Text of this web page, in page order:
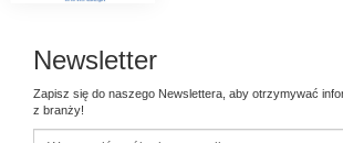
Newsletter
Zapisz się do naszego Newslettera, aby otrzymywać
z branży!